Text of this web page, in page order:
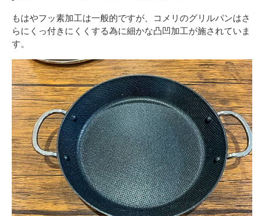
もはやフッ素加工は一般的ですが、コメリのグリルパンはさ
らにくっ付きにくくする為に細かな凸凹加工が施されていま
す。